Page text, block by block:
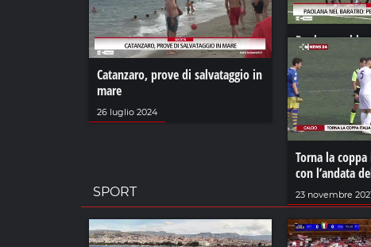
Paolana nel
presenta le
20 dicembre
Catanzaro, prove di salvataggio in
mare
26 luglio 2024
Torna la
con l’andata
23 novembre
SPORT